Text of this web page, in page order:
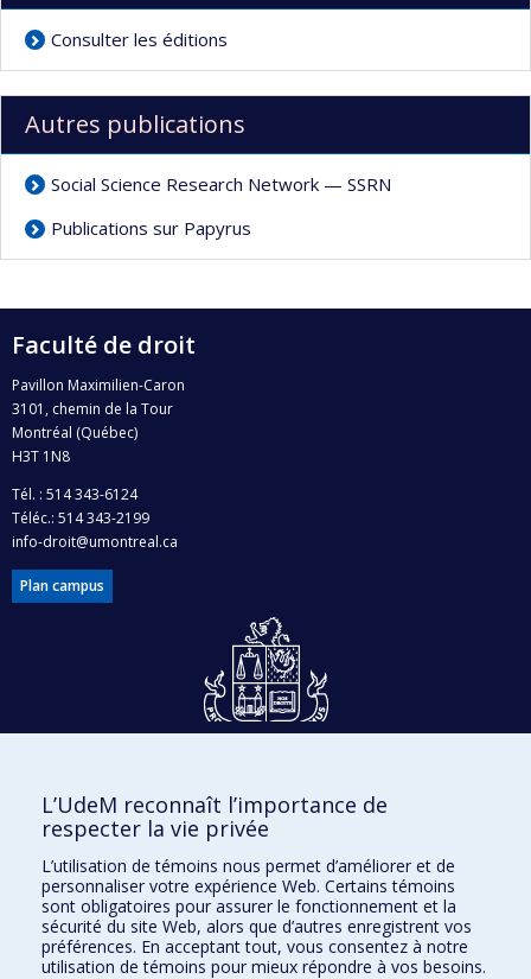
Consulter les éditions
Autres publications
Social Science Research Network — SSRN
Publications sur Papyrus
Faculté de droit
Pavillon Maximilien-Caron
3101, chemin de la Tour
Montréal (Québec)
H3T 1N8
Tél. : 514 343-6124
Téléc.: 514 343-2199
info-droit@umontreal.ca
Plan campus
Accès protégé
Facebook|Twitter
LinkedIn|Instagram
L’UdeM reconnaît l’importance de
respecter la vie privée
L’utilisation de témoins nous permet d’améliorer et de
personnaliser votre expérience Web. Certains témoins
sont obligatoires pour assurer le fonctionnement et la
sécurité du site Web, alors que d’autres enregistrent vos
préférences. En acceptant tout, vous consentez à notre
utilisation de témoins pour mieux répondre à vos besoins.